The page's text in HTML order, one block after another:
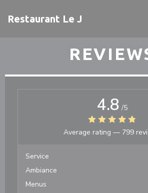
Restaurant Le J
4.8 /5
Average rating — 799
Service
Ambiance
Menus